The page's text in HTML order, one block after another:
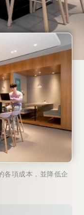
各項成本，並降低企